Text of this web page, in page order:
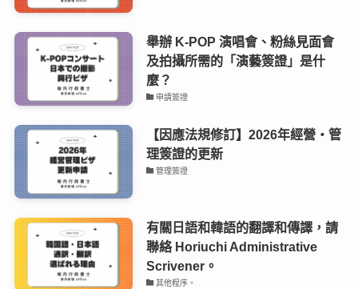
舉辦 K-POP 演唱會、粉絲見面會
及拍攝所需的「演藝簽證」是什
麼？
申請簽證
【因應法規修訂】2026年經營・管
理簽證的更新
管理簽證
有關日語和韓語的翻譯和傳譯，請
聯絡 Horiuchi Administrative
Scrivener。
其他程序。